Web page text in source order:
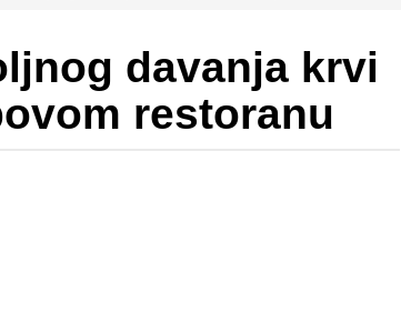
davanja krvi
restoranu